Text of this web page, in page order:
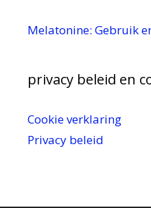
Melatonine: Gebruik
privacy beleid en
Cookie verklaring
Privacy beleid